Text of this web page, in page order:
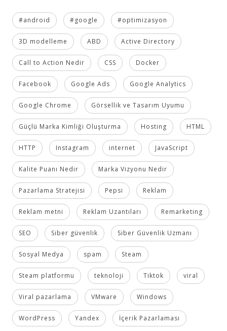
#android #google #optimizasyon
3D modelleme ABD Active Directory
Call to Action Nedir CSS Docker
Facebook Google Ads Google Analytics
Google Chrome Görsellik ve Tasarım Uyumu
Güçlü Marka Kimliği Oluşturma Hosting HTML
HTTP Instagram internet JavaScript
Kalite Puanı Nedir Marka Vizyonu Nedir
Pazarlama Stratejisi Pepsi Reklam
Reklam metni Reklam Uzantıları Remarketing
SEO Siber güvenlik Siber Güvenlik Uzmanı
Sosyal Medya spam Steam
Steam platformu teknoloji Tiktok viral
Viral pazarlama VMware Windows
WordPress Yandex İçerik Pazarlaması